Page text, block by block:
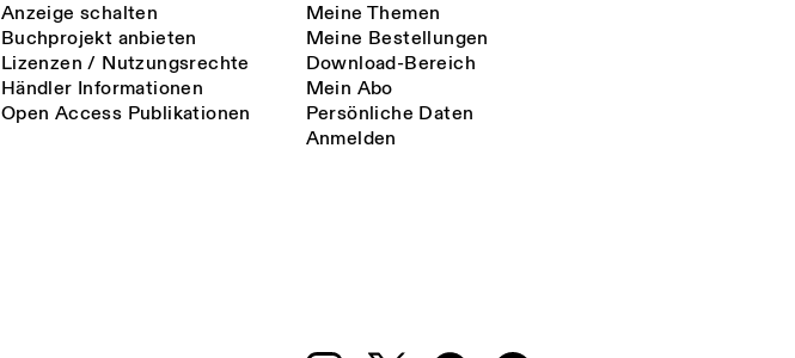
Anzeige schalten
Buchprojekt anbieten
Lizenzen / Nutzungsrechte
Händler Informationen
Open Access Publikationen
Meine Themen
Meine Bestellungen
Download-Bereich
Mein Abo
Persönliche Daten
Anmelden